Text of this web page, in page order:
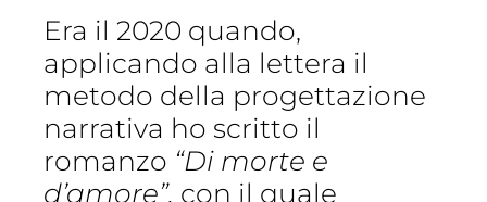
Era il 2020 quando,
applicando alla lettera il
metodo della progettazione
narrativa ho scritto il
romanzo “Di morte e
d’amore”, con il quale